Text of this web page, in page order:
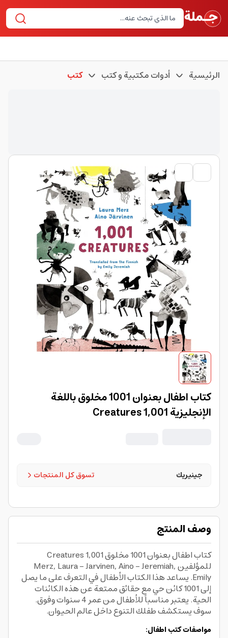
الرئيسية أدوات مكتبية و كتب كتب
كتاب اطفال بعنوان 1001 مخلوق باللغة
الإنجليزية 1,001 Creatures
تسوق كل المنتجات جينيريك
وصف المنتج
كتاب اطفال بعنوان 1001 مخلوق 1,001 Creatures
للمؤلفين Merz, Laura – Jarvinen, Aino – Jeremiah,
Emily. يساعد هذا الكتاب الأطفال في التعرف على ما يصل
إلى 1001 كائن حي مع حقائق ممتعة عن هذه الكائنات
الحية. يعتبر مناسباً للأطفال من عمر 4 سنوات وفوق.
سوف يستكشف طفلك التنوع داخل عالم الحيوان.
مواصفات كتب اطفال: